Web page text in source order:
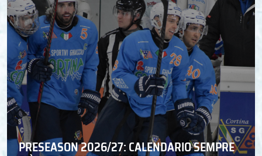
PRESEASON 2026/27: CALENDARIO SEMPRE